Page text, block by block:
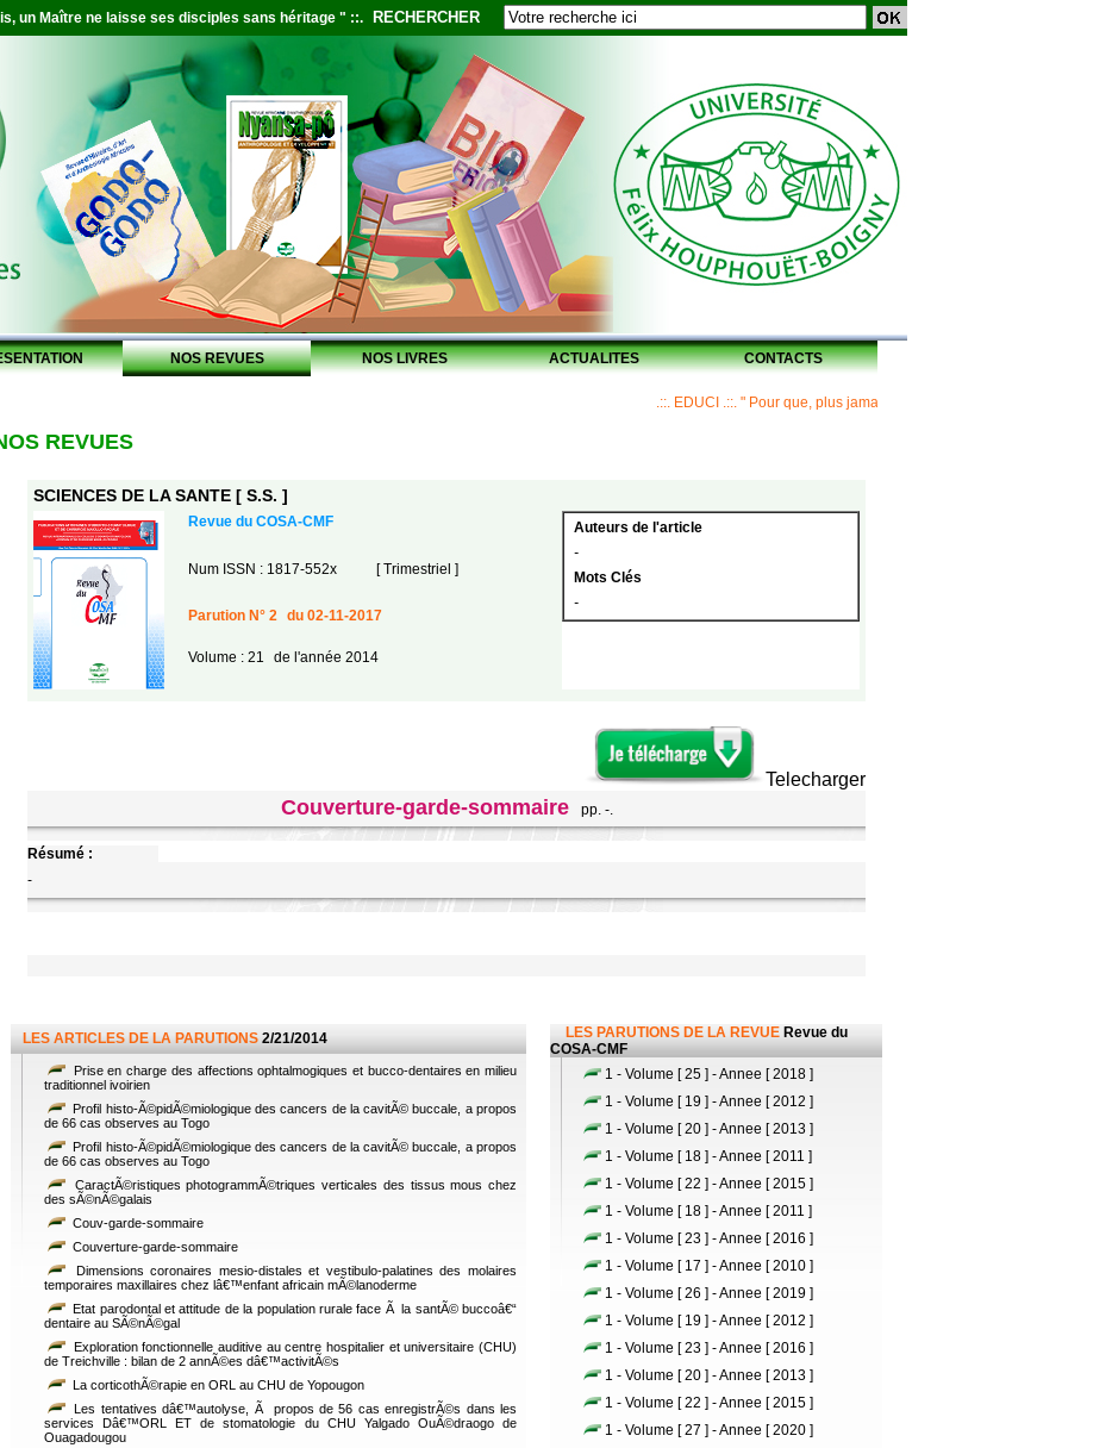
un Maître ne laisse ses disciples sans héritage " ::. RECHERCHER
NOS REVUES NOS LIVRES ACTUALITES CONTACTS
.::. EDUCI .::. " Pour que, plus jamais, un Maître ne laisse ses disciples
REVUES
SCIENCES DE LA SANTE [ S.S. ]
Revue du COSA-CMF
Auteurs de l'article
-
Mots Clés
-
Num ISSN : 1817-552x [ Trimestriel ]
Parution N° 2 du 02-11-2017
Volume : 21 de l'année 2014
Telecharger
Couverture-garde-sommaire pp. -.
Résumé :
-
LES ARTICLES DE LA PARUTIONS 2/21/2014
Prise en charge des affections ophtalmogiques et bucco-dentaires en milieu
traditionnel ivoirien
Profil histo-Ã©pidÃ©miologique des cancers de la cavitÃ© buccale, a propos
de 66 cas observes au Togo
Profil histo-Ã©pidÃ©miologique des cancers de la cavitÃ© buccale, a propos
de 66 cas observes au Togo
CaractÃ©ristiques photogrammÃ©triques verticales des tissus mous chez
des sÃ©nÃ©galais
Couv-garde-sommaire
Couverture-garde-sommaire
Dimensions coronaires mesio-distales et vestibulo-palatines des molaires
temporaires maxillaires chez lâ€™enfant africain mÃ©lanoderme
Etat parodontal et attitude de la population rurale face Ã la santÃ© buccoâ€“
dentaire au SÃ©nÃ©gal
Exploration fonctionnelle auditive au centre hospitalier et universitaire (CHU)
de Treichville : bilan de 2 annÃ©es dâ€™activitÃ©s
La corticothÃ©rapie en ORL au CHU de Yopougon
Les tentatives dâ€™autolyse, Ã propos de 56 cas enregistrÃ©s dans les
services Dâ€™ORL ET de stomatologie du CHU Yalgado OuÃ©draogo de
Ouagadougou
LES PARUTIONS DE LA REVUE Revue du
COSA-CMF
1 - Volume [ 25 ] - Annee [ 2018 ]
1 - Volume [ 19 ] - Annee [ 2012 ]
1 - Volume [ 20 ] - Annee [ 2013 ]
1 - Volume [ 18 ] - Annee [ 2011 ]
1 - Volume [ 22 ] - Annee [ 2015 ]
1 - Volume [ 18 ] - Annee [ 2011 ]
1 - Volume [ 23 ] - Annee [ 2016 ]
1 - Volume [ 17 ] - Annee [ 2010 ]
1 - Volume [ 26 ] - Annee [ 2019 ]
1 - Volume [ 19 ] - Annee [ 2012 ]
1 - Volume [ 23 ] - Annee [ 2016 ]
1 - Volume [ 20 ] - Annee [ 2013 ]
1 - Volume [ 22 ] - Annee [ 2015 ]
1 - Volume [ 27 ] - Annee [ 2020 ]